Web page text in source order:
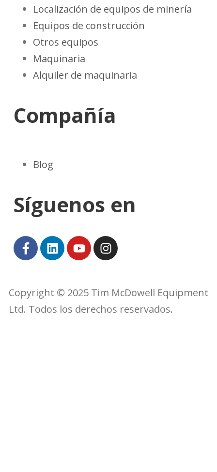
Localización de equipos de minería
Equipos de construcción
Otros equipos
Maquinaria
Alquiler de maquinaria
Compañía
Blog
Síguenos en
Copyright © 2025 Tim McDowell Equipment
Ltd. Todos los derechos reservados.